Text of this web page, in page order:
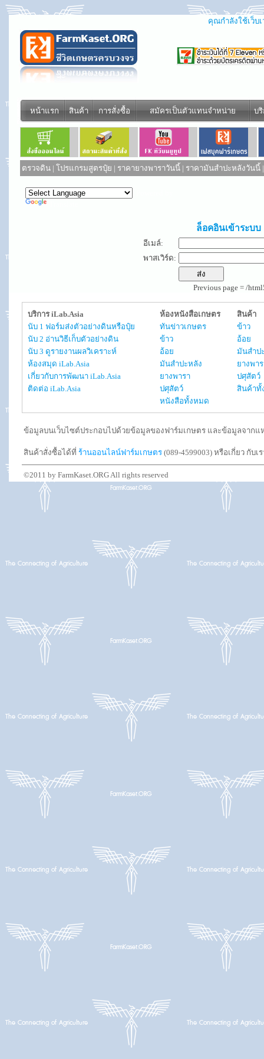
คุณกำลังใช้เว็บ
หน้าแรก สินค้า การสั่งซื้อ สมัครเป็นตัวแทนจำหน่าย บ
ตรวจดิน | โปรแกรมสูตรปุ๋ย | ราคายางพาราวันนี้ | ราคามันสำปะหลังวันนี้
ล็อคอินเข้าระบบ
อีเมล์:
พาสเวิร์ด:
Previous page = /
บริการ iLab.Asia
นับ 1 ฟอร์มส่งตัวอย่างดินหรือปุ๋ย
นับ 2 อ่านวิธีเก็บตัวอย่างดิน
นับ 3 ดูรายงานผลวิเคราะห์
ห้องสมุด iLab.Asia
เกี่ยวกับการพัฒนา iLab.Asia
ติดต่อ iLab.Asia
ห้องหนังสือเกษตร
ทันข่าวเกษตร
ข้าว
อ้อย
มันสำปะหลัง
ยางพารา
ปศุสัตว์
หนังสือทั้งหมด
สินค้า
ข้าว
อ้อย
มันสำป
ยางพา
ปศุสัตว์
สินค้าทั้
ข้อมูลบนเว็บไซต์ประกอบไปด้วยข้อมูลของฟาร์มเกษตร และข้อมูลจาก
สินค้าสั่งซื้อได้ที่ ร้านออนไลน์ฟาร์มเกษตร (089-4599003) หรือเกี่ยว กับเ
©2011 by FarmKaset.ORG All rights reserved